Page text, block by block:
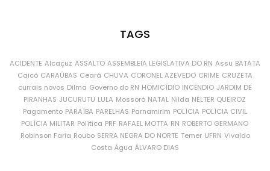
TAGS
ACIDENTE Alcaçuz ASSALTO ASSEMBLEIA LEGISLATIVA DO RN Assu BATATA
Caicó CARAÚBAS Ceará CHUVA CORONEL AZEVEDO CRIME CRUZETA
currais novos Dilma Governo do RN HOMICÍDIO INCÊNDIO JARDIM DE
PIRANHAS JUCURUTU LULA Mossoró NATAL Nilda NÉLTER QUEIROZ
Pagamento PARAÍBA PARELHAS Parnamirim POLÍCIA POLÍCIA CIVIL
POLÍCIA MILITAR Política PRF RAFAEL MOTTA RN ROBERTO GERMANO
Robinson Faria Roubo SERRA NEGRA DO NORTE Temer UFRN Vivaldo
Costa Água ÁLVARO DIAS